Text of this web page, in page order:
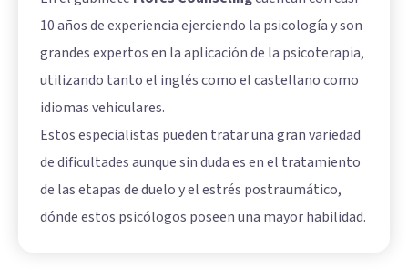
10 años de experiencia ejerciendo la psicología y son
grandes expertos en la aplicación de la psicoterapia,
utilizando tanto el inglés como el castellano como
idiomas vehiculares.
Estos especialistas pueden tratar una gran variedad
de dificultades aunque sin duda es en el tratamiento
de las etapas de duelo y el estrés postraumático,
dónde estos psicólogos poseen una mayor habilidad.